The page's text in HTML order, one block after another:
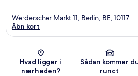
Kort
Werderscher Markt 11, Berlin, BE, 10117
Åbn kort
Hvad ligger i
nærheden?
Sådan kommer du
rundt